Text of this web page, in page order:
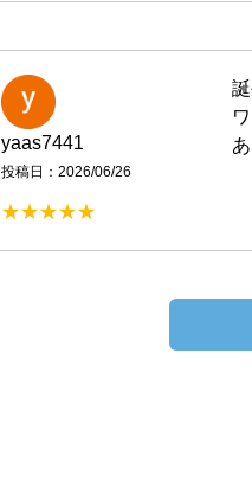
yaas7441
投稿日：2026/06/26